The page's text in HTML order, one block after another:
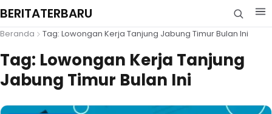
BERITATERBARU
Beranda Tag: Lowongan Kerja Tanjung Jabung Timur Bulan Ini
Tag: Lowongan Kerja Tanjung
Jabung Timur Bulan Ini